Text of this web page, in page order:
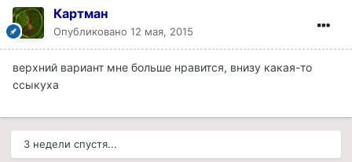
Картман
Опубликовано 12 мая, 2015
верхний вариант мне больше нравится, внизу какая-то
ссыкуха
3 недели спустя...